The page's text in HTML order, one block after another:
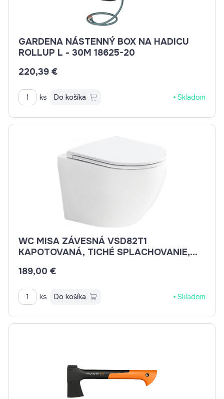
GARDENA NÁSTENNÝ BOX NA HADICU
ROLLUP L - 30M 18625-20
220,39 €
ks Do košíka Skladom
WC MISA ZÁVESNÁ VSD82T1
KAPOTOVANÁ, TICHÉ SPLACHOVANIE,
CSS113S
189,00 €
ks Do košíka Skladom